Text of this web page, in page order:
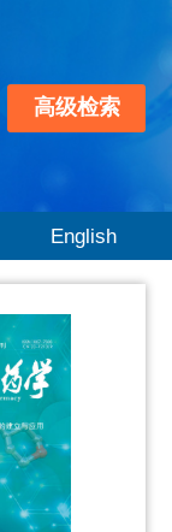
高级检索
English